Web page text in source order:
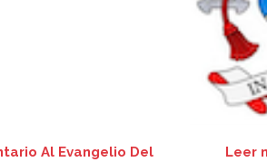
Al Evangelio Del
Leer